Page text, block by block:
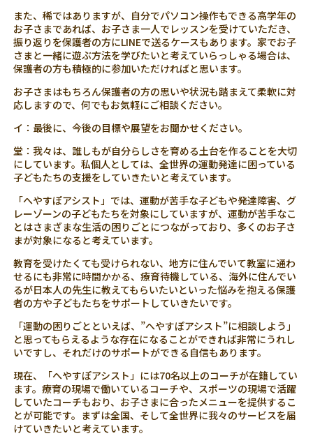
また、稀ではありますが、自分でパソコン操作もできる高学年の
お子さまであれば、お子さま一人でレッスンを受けていただき、
振り返りを保護者の方にLINEで送るケースもあります。家でお子
さまと一緒に遊ぶ方法を学びたいと考えていらっしゃる場合は、
保護者の方も積極的に参加いただければと思います。
お子さまはもちろん保護者の方の思いや状況も踏まえて柔軟に対
応しますので、何でもお気軽にご相談ください。
イ：最後に、今後の目標や展望をお聞かせください。
堂：我々は、誰しもが自分らしさを育める土台を作ることを大切
にしています。私個人としては、全世界の運動発達に困っている
子どもたちの支援をしていきたいと考えています。
「へやすぽアシスト」では、運動が苦手な子どもや発達障害、グ
レーゾーンの子どもたちを対象にしていますが、運動が苦手なこ
とはさまざまな生活の困りごとにつながっており、多くのお子さ
まが対象になると考えています。
教育を受けたくても受けられない、地方に住んでいて教室に通わ
せるにも非常に時間かかる、療育待機している、海外に住んでい
るが日本人の先生に教えてもらいたいといった悩みを抱える保護
者の方や子どもたちをサポートしていきたいです。
「運動の困りごとといえば、”へやすぽアシスト”に相談しよう」
と思ってもらえるような存在になることができれば非常にうれし
いですし、それだけのサポートができる自信もあります。
現在、「へやすぽアシスト」には70名以上のコーチが在籍してい
ます。療育の現場で働いているコーチや、スポーツの現場で活躍
していたコーチもおり、お子さまに合ったメニューを提供するこ
とが可能です。まずは全国、そして全世界に我々のサービスを届
けていきたいと考えています。